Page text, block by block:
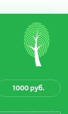
1000 руб.